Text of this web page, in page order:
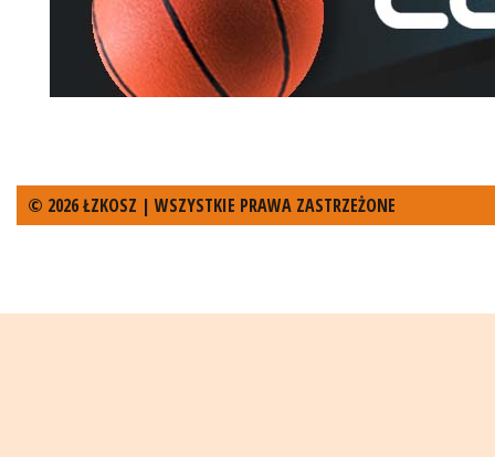
© 2026 ŁZKOSZ | WSZYSTKIE PRAWA ZASTRZEŻONE